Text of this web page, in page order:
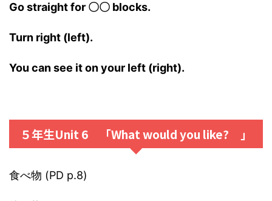
Go straight for 〇〇 blocks.
Turn right (left).
You can see it on your left (right).
５年生Unit 6 「What would you like? 」
食べ物 (PD p.8)